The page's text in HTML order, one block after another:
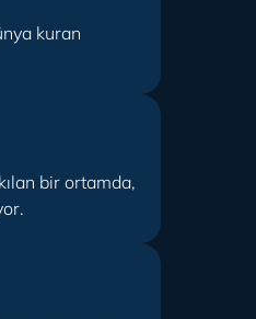
kuran
bir ortamda,